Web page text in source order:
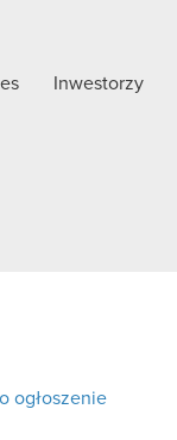
Inwestorzy
ogłoszenie